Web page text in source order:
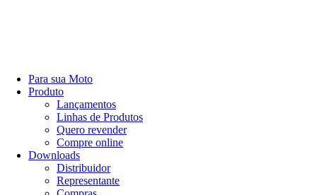
Para sua Moto
Produto
Lançamentos
Linhas de Produtos
Quero revender
Compre online
Downloads
Distribuidor
Representante